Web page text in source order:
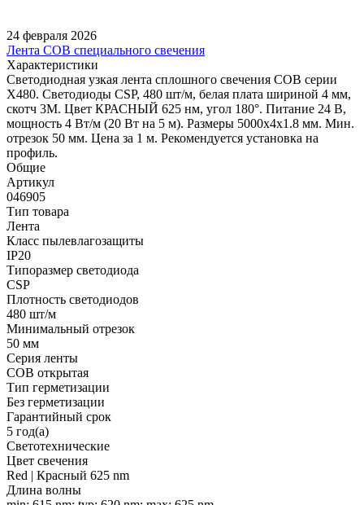
24 февраля 2026
Лента COB специального свечения
Характеристики
Светодиодная узкая лента сплошного свечения COB серии
X480. Светодиоды CSP, 480 шт/м, белая плата шириной 4 мм,
скотч 3M. Цвет КРАСНЫЙ 625 нм, угол 180°. Питание 24 В,
мощность 4 Вт/м (20 Вт на 5 м). Размеры 5000х4х1.8 мм. Мин.
отрезок 50 мм. Цена за 1 м. Рекомендуется установка на
профиль.
Общие
Артикул
046905
Тип товара
Лента
Класс пылевлагозащиты
IP20
Типоразмер светодиода
CSP
Плотность светодиодов
480 шт/м
Минимальный отрезок
50 мм
Серия ленты
COB открытая
Тип герметизации
Без герметизации
Гарантийный срок
5 год(а)
Светотехнические
Цвет свечения
Red | Красный 625 nm
Длина волны